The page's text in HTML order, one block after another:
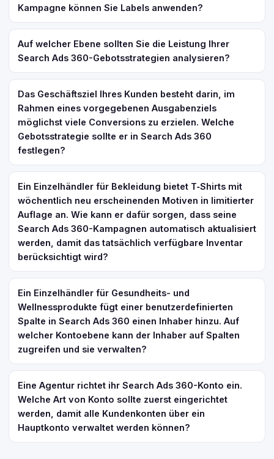
Kampagne können Sie Labels anwenden?
Auf welcher Ebene sollten Sie die Leistung Ihrer
Search Ads 360-Gebotsstrategien analysieren?
Das Geschäftsziel Ihres Kunden besteht darin, im
Rahmen eines vorgegebenen Ausgabenziels
möglichst viele Conversions zu erzielen. Welche
Gebotsstrategie sollte er in Search Ads 360
festlegen?
Ein Einzelhändler für Bekleidung bietet T‑Shirts mit
wöchentlich neu erscheinenden Motiven in limitierter
Auflage an. Wie kann er dafür sorgen, dass seine
Search Ads 360-Kampagnen automatisch aktualisiert
werden, damit das tatsächlich verfügbare Inventar
berücksichtigt wird?
Ein Einzelhändler für Gesundheits- und
Wellnessprodukte fügt einer benutzerdefinierten
Spalte in Search Ads 360 einen Inhaber hinzu. Auf
welcher Kontoebene kann der Inhaber auf Spalten
zugreifen und sie verwalten?
Eine Agentur richtet ihr Search Ads 360-Konto ein.
Welche Art von Konto sollte zuerst eingerichtet
werden, damit alle Kundenkonten über ein
Hauptkonto verwaltet werden können?